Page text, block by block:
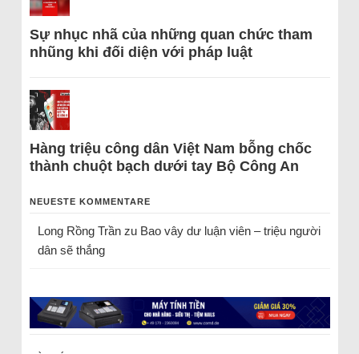
Sự nhục nhã của những quan chức tham
nhũng khi đối diện với pháp luật
Hàng triệu công dân Việt Nam bỗng chốc
thành chuột bạch dưới tay Bộ Công An
NEUESTE KOMMENTARE
Long Rồng Trầnzu Bao vây dư luận viên – triệu người
dân sẽ thắng